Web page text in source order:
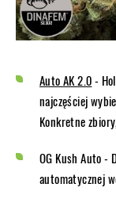
Auto AK 2.0-
najczęściej
Konkretne
OG Kush Auto -
automatycznej